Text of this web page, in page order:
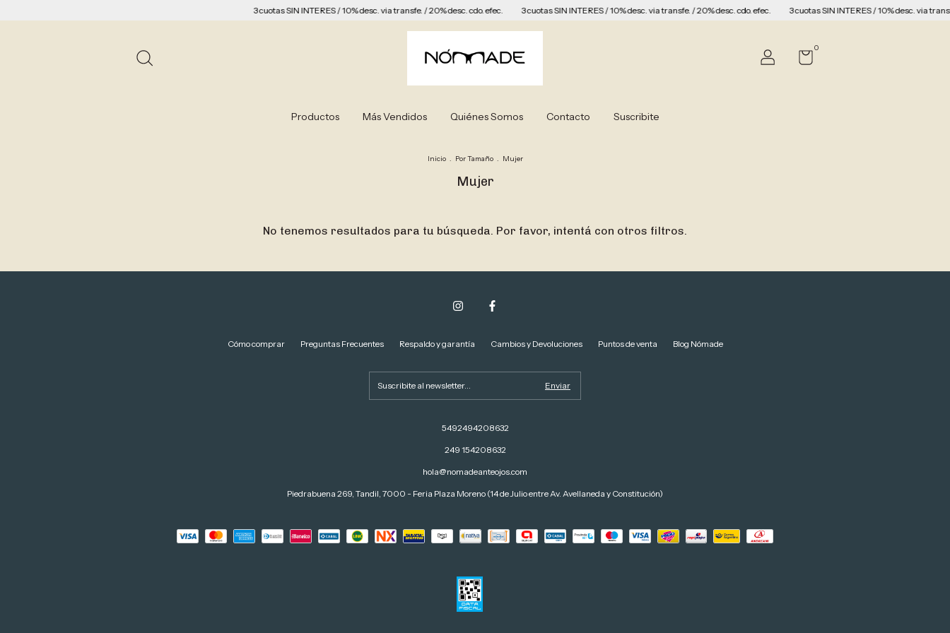
3 cuotas SIN INTERES / 10% desc. via transfe. / 20% desc. cdo. efec. 3 cuotas SIN INTERES / 10% desc. via transfe. / 20% desc. cdo. efec. 3 cuotas SIN INTERES / 10% desc. via
0
Productos Más Vendidos Quiénes Somos Contacto Suscribite
Inicio . Por Tamaño . Mujer
Mujer
No tenemos resultados para tu búsqueda. Por favor, intentá con otros filtros.
Cómo comprar Preguntas Frecuentes Respaldo y garantía Cambios y Devoluciones Puntos de venta Blog Nómade
5492494208632
249 154208632
hola@nomadeanteojos.com
Piedrabuena 269, Tandil, 7000 - Feria Plaza Moreno (14 de Julio entre Av. Avellaneda y Constitución)